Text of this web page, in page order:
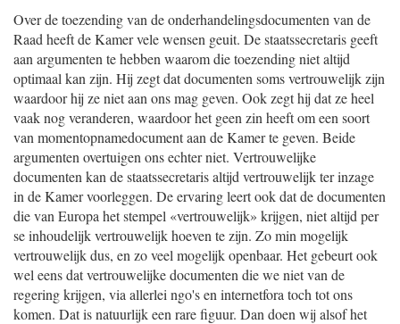
Over de toezending van de onderhandelingsdocumenten van de
Raad heeft de Kamer vele wensen geuit. De staatssecretaris geeft
aan argumenten te hebben waarom die toezending niet altijd
optimaal kan zijn. Hij zegt dat documenten soms vertrouwelijk zijn
waardoor hij ze niet aan ons mag geven. Ook zegt hij dat ze heel
vaak nog veranderen, waardoor het geen zin heeft om een soort
van momentopnamedocument aan de Kamer te geven. Beide
argumenten overtuigen ons echter niet. Vertrouwelijke
documenten kan de staatssecretaris altijd vertrouwelijk ter inzage
in de Kamer voorleggen. De ervaring leert ook dat de documenten
die van Europa het stempel «vertrouwelijk» krijgen, niet altijd per
se inhoudelijk vertrouwelijk hoeven te zijn. Zo min mogelijk
vertrouwelijk dus, en zo veel mogelijk openbaar. Het gebeurt ook
wel eens dat vertrouwelijke documenten die we niet van de
regering krijgen, via allerlei ngo's en internetfora toch tot ons
komen. Dat is natuurlijk een rare figuur. Dan doen wij alsof het